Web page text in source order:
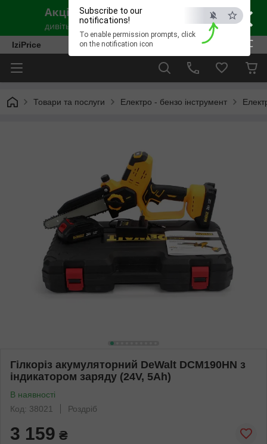
×
ESC
Subscribe to our
notifications!
To enable permission prompts, click
on the notification icon
IziPrice
Товари та послуги Електро - бензо інструмент
Гілкоріз акумуляторний DeWalt DCM190HN з
індикатором заряду (24V, 5Аh)
В наявності
Код: 38021
Роздріб
3 159 ₴